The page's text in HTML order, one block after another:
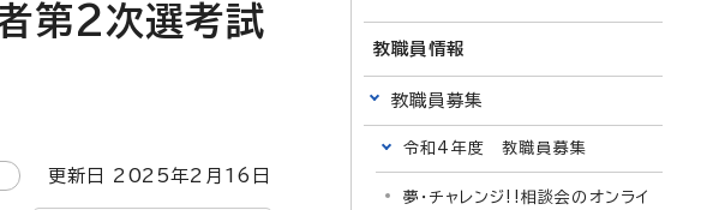
第2次選考試
更新日 2025年2月 16 日
教職員情報
教職員募集
令和4年度 教職員募集
夢・チャレンジ!!相談会のオンライ